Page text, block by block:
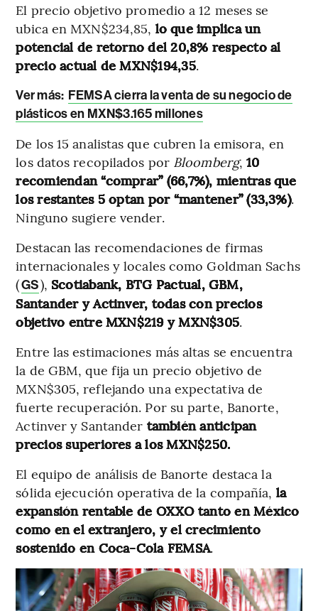
El precio objetivo promedio a 12 meses se
ubica en MXN$234,85, lo que implica un
potencial de retorno del 20,8% respecto al
precio actual de MXN$194,35.
Ver más: FEMSA cierra la venta de su negocio de
plásticos en MXN$3.165 millones
De los 15 analistas que cubren la emisora, en
los datos recopilados por Bloomberg,10
recomiendan “comprar” (66,7%), mientras que
los restantes 5 optan por “mantener” (33,3%).
Ninguno sugiere vender.
Destacan las recomendaciones de firmas
internacionales y locales como Goldman Sachs
(GS), Scotiabank, BTG Pactual, GBM,
Santander y Actinver, todas con precios
objetivo entre MXN$219 y MXN$305.
Entre las estimaciones más altas se encuentra
la de GBM, que fija un precio objetivo de
MXN$305, reflejando una expectativa de
fuerte recuperación. Por su parte, Banorte,
Actinver y Santander también anticipan
precios superiores a los MXN$250.
El equipo de análisis de Banorte destaca la
sólida ejecución operativa de la compañía, la
expansión rentable de OXXO tanto en México
como en el extranjero, y el crecimiento
sostenido en Coca-Cola FEMSA.